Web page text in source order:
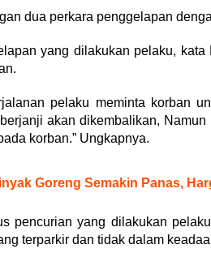
dua perkara penggelapan
yang dilakukan pelaku,
pelaku meminta korban
akan dikembalikan,
korban.” Ungkapnya.
Goreng Semakin Panas,
pencurian yang dilakukan
terparkir dan tidak dalam